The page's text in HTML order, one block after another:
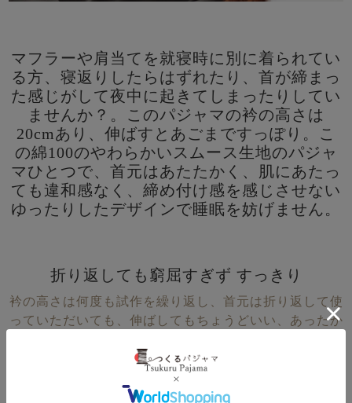
マフラーや肩当てを就寝時に別に着られてい
る方、寝返りしたらはずれたり、首が締まっ
た感じがして夜中に起きてしまったりしてい
ませんか？。このパジャマの衿の高さは
20cmあり、伸ばすとあごまですっぽり。こ
の綿100のやわらかいスムース生地のパジャ
マひとつで、首元はあたたかく、肌にあたっ
ても違和感なく、締め付け感を感じさせない
ゆったりしたデザインで睡眠を妨げません。
折り返しても窮屈すぎず すっきり
衿の高さは何度も試作を繰り返し、首元は折り返して使
っていただいても、伸ばしてもちょうどいい、あったか